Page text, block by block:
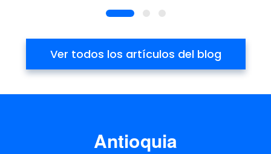
Ver todos los artículos del blog
Antioquia